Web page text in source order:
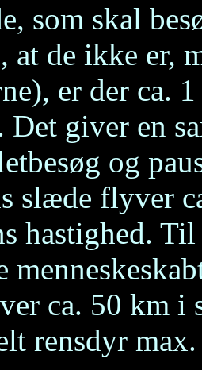
som skal
at de ikke er,
er der ca.
Det giver en
og
slæde flyver
hastighed.
ca. 50 km i
rensdyr